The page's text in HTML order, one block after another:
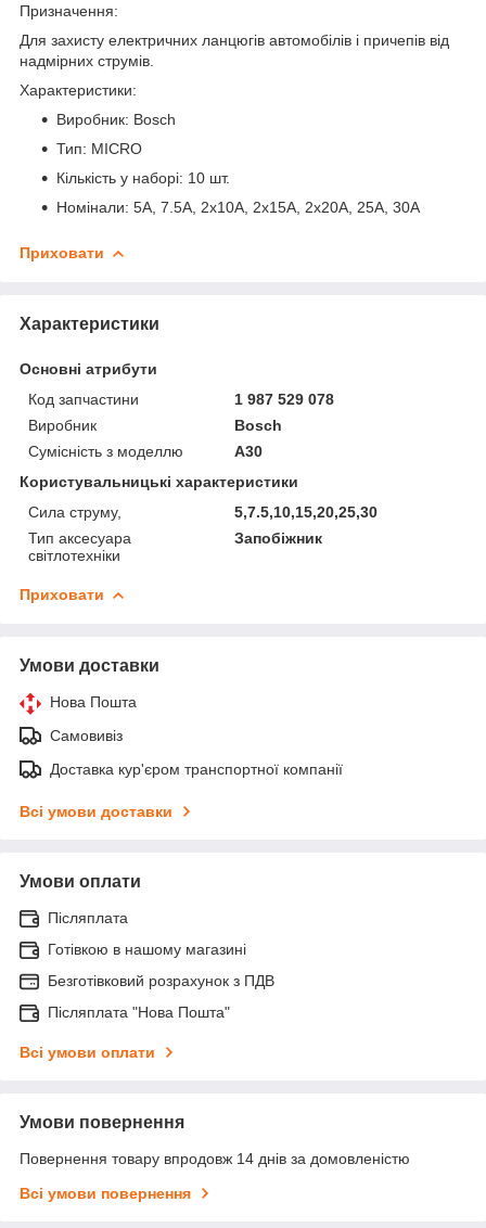
Призначення:
Для захисту електричних ланцюгів автомобілів і причепів від
надмірних струмів.
Характеристики:
Виробник: Bosch
Тип: MICRO
Кількість у наборі: 10 шт.
Номінали: 5A, 7.5A, 2x10A, 2x15A, 2x20A, 25A, 30A
Приховати
Характеристики
Основні атрибути
Код запчастини
1 987 529 078
Виробник
Bosch
Сумісність з моделлю
A30
Користувальницькі характеристики
Сила струму,
5,7.5,10,15,20,25,30
Тип аксесуара
світлотехніки
Запобіжник
Приховати
Умови доставки
Нова Пошта
Самовивіз
Доставка кур'єром транспортної компанії
Всі умови доставки
Умови оплати
Післяплата
Готівкою в нашому магазині
Безготівковий розрахунок з ПДВ
Післяплата "Нова Пошта"
Всі умови оплати
Умови повернення
Повернення товару впродовж 14 днів за домовленістю
Всі умови повернення